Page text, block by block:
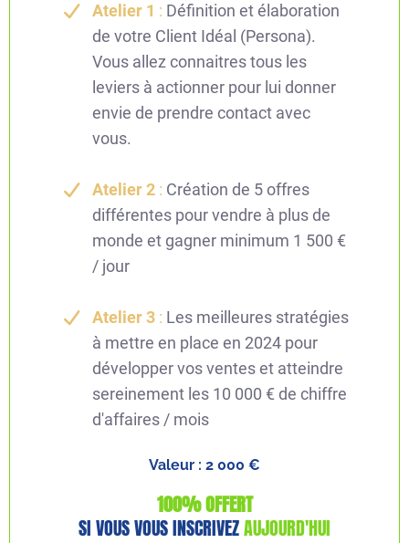
Atelier 1 : Définition et élaboration
de votre Client Idéal (Persona).
Vous allez connaitres tous les
leviers à actionner pour lui donner
envie de prendre contact avec
vous.
Atelier 2 : Création de 5 offres
différentes pour vendre à plus de
monde et gagner minimum 1 500 €
/ jour
Atelier 3 : Les meilleures stratégies
à mettre en place en 2024 pour
développer vos ventes et atteindre
sereinement les 10 000 € de chiffre
d'affaires / mois
Valeur : 2 000 €
100% OFFERT
SI VOUS VOUS INSCRIVEZAUJOURD'HUI